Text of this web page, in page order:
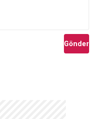
Gönder